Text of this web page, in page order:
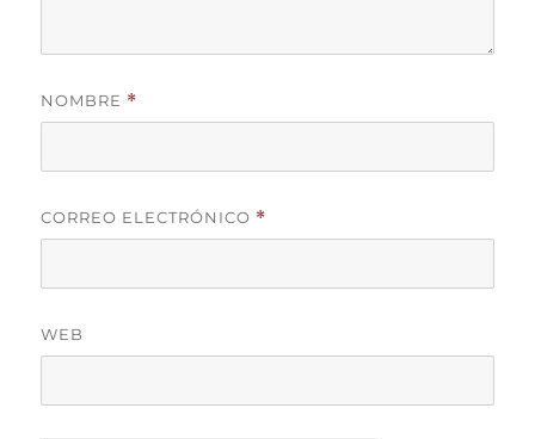
NOMBRE *
CORREO ELECTRÓNICO *
WEB